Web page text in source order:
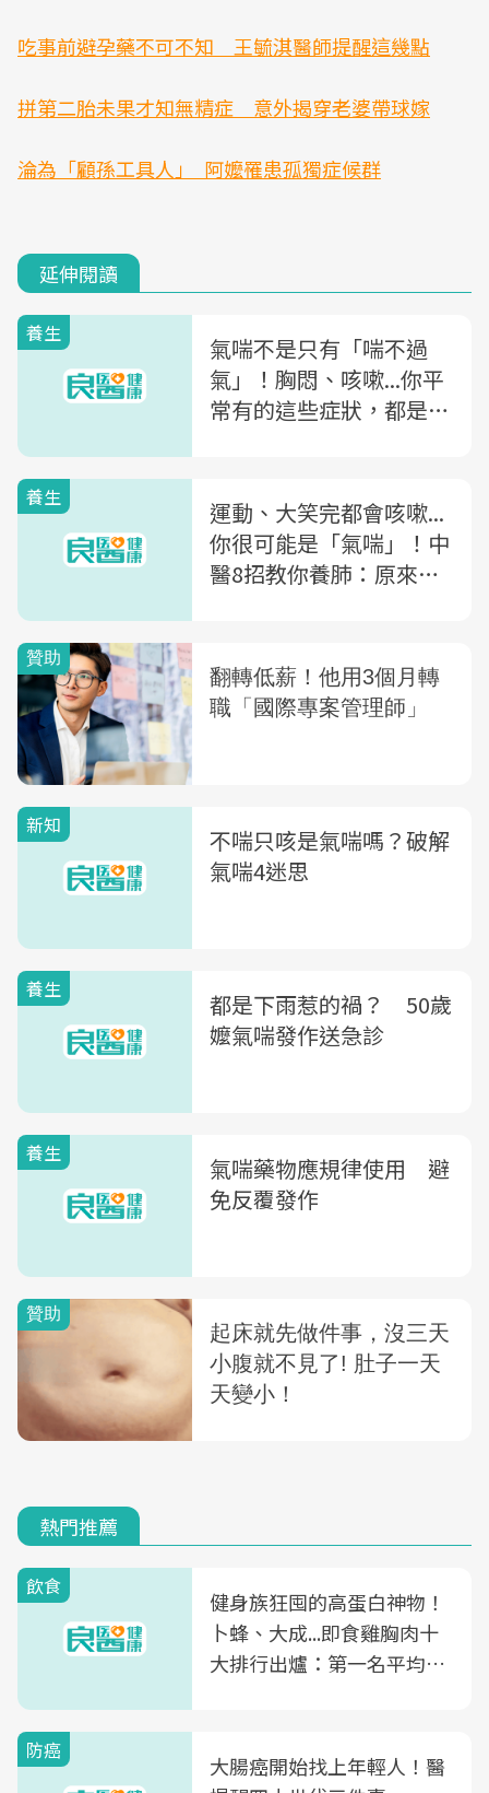
吃事前避孕藥不可不知 王毓淇醫師提醒這幾點
拼第二胎未果才知無精症 意外揭穿老婆帶球嫁
淪為「顧孫工具人｣ 阿嬤罹患孤獨症候群
延伸閱讀
養生
氣喘不是只有「喘不過
氣」！胸悶、咳嗽...你平
常有的這些症狀，都是氣
養生
運動、大笑完都會咳嗽...
你很可能是「氣喘」！中
醫8招教你養肺：原來改
新知
不喘只咳是氣喘嗎？破解
氣喘4迷思
養生
都是下雨惹的禍？ 50歲
嬤氣喘發作送急診
養生
氣喘藥物應規律使用 避
免反覆發作
熱門推薦
飲食
健身族狂囤的高蛋白神物！
卜蜂、大成...即食雞胸肉十
大排行出爐：第一名平均一
防癌
大腸癌開始找上年輕人！醫